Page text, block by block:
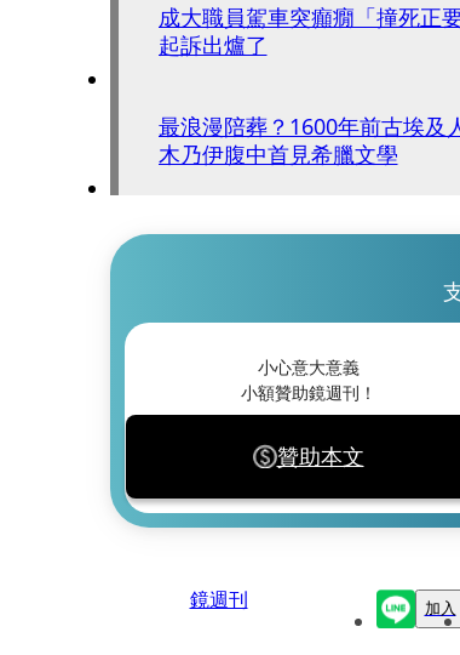
成大職員駕車突癲癇「撞死正
起訴出爐了
最浪漫陪葬？1600年前古埃
木乃伊腹中首見希臘文學
小心意大意義
小額贊助鏡週刊！
贊助本文
鏡週刊 加入